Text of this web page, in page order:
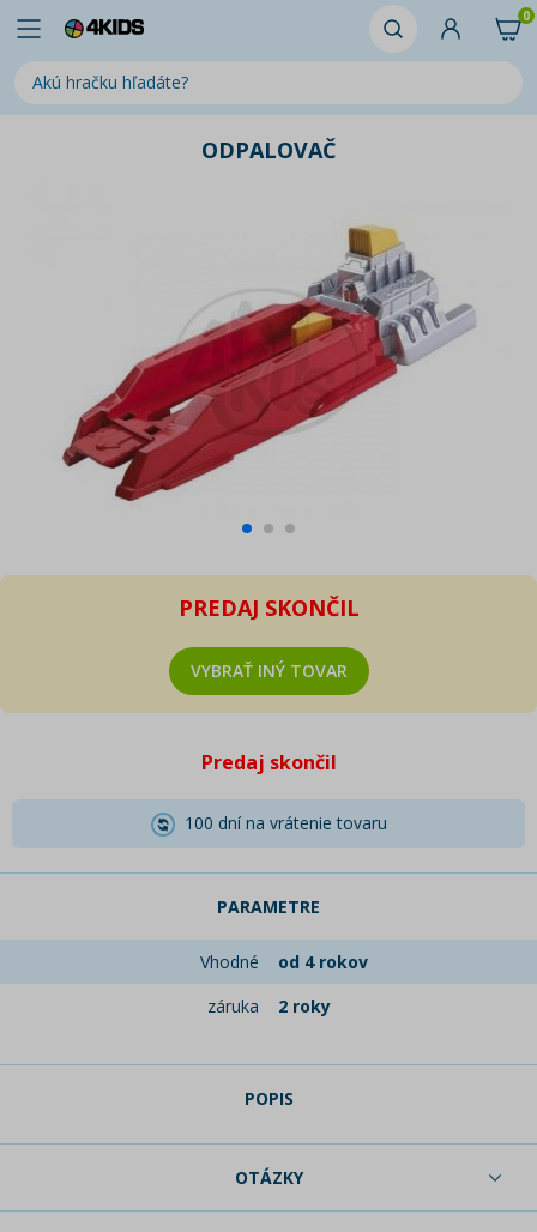
0
ODPALOVAČ
PREDAJ SKONČIL
VYBRAŤ INÝ TOVAR
Predaj skončil
100 dní na vrátenie tovaru
PARAMETRE
Vhodné
od 4 rokov
záruka
2 roky
POPIS
OTÁZKY